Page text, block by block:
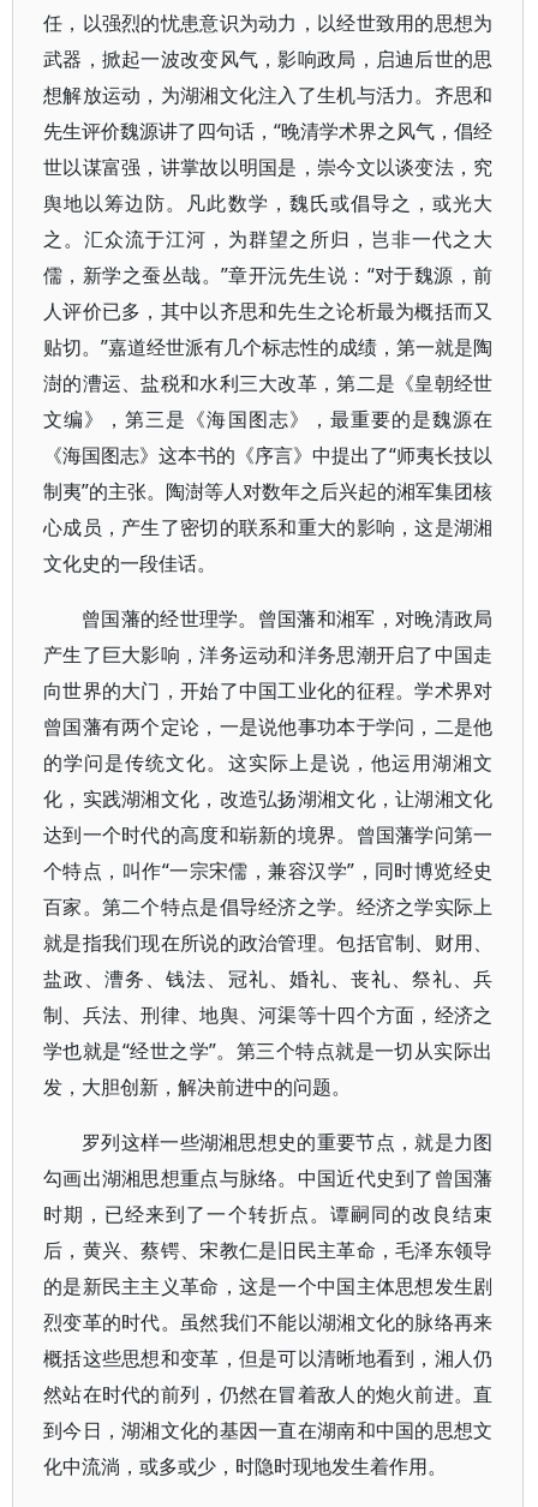
任，以强烈的忧患意识为动力，以经世致用的思想为
武器，掀起一波改变风气，影响政局，启迪后世的思
想解放运动，为湖湘文化注入了生机与活力。齐思和
先生评价魏源讲了四句话，“晚清学术界之风气，倡经
世以谋富强，讲掌故以明国是，崇今文以谈变法，究
舆地以筹边防。凡此数学，魏氏或倡导之，或光大
之。汇众流于江河，为群望之所归，岂非一代之大
儒，新学之蚕丛哉。”章开沅先生说：“对于魏源，前
人评价已多，其中以齐思和先生之论析最为概括而又
贴切。”嘉道经世派有几个标志性的成绩，第一就是陶
澍的漕运、盐税和水利三大改革，第二是《皇朝经世
文编》，第三是《海国图志》，最重要的是魏源在
《海国图志》这本书的《序言》中提出了“师夷长技以
制夷”的主张。陶澍等人对数年之后兴起的湘军集团核
心成员，产生了密切的联系和重大的影响，这是湖湘
文化史的一段佳话。
曾国藩的经世理学。曾国藩和湘军，对晚清政局
产生了巨大影响，洋务运动和洋务思潮开启了中国走
向世界的大门，开始了中国工业化的征程。学术界对
曾国藩有两个定论，一是说他事功本于学问，二是他
的学问是传统文化。这实际上是说，他运用湖湘文
化，实践湖湘文化，改造弘扬湖湘文化，让湖湘文化
达到一个时代的高度和崭新的境界。曾国藩学问第一
个特点，叫作“一宗宋儒，兼容汉学”，同时博览经史
百家。第二个特点是倡导经济之学。经济之学实际上
就是指我们现在所说的政治管理。包括官制、财用、
盐政、漕务、钱法、冠礼、婚礼、丧礼、祭礼、兵
制、兵法、刑律、地舆、河渠等十四个方面，经济之
学也就是“经世之学”。第三个特点就是一切从实际出
发，大胆创新，解决前进中的问题。
罗列这样一些湖湘思想史的重要节点，就是力图
勾画出湖湘思想重点与脉络。中国近代史到了曾国藩
时期，已经来到了一个转折点。谭嗣同的改良结束
后，黄兴、蔡锷、宋教仁是旧民主革命，毛泽东领导
的是新民主主义革命，这是一个中国主体思想发生剧
烈变革的时代。虽然我们不能以湖湘文化的脉络再来
概括这些思想和变革，但是可以清晰地看到，湘人仍
然站在时代的前列，仍然在冒着敌人的炮火前进。直
到今日，湖湘文化的基因一直在湖南和中国的思想文
化中流淌，或多或少，时隐时现地发生着作用。